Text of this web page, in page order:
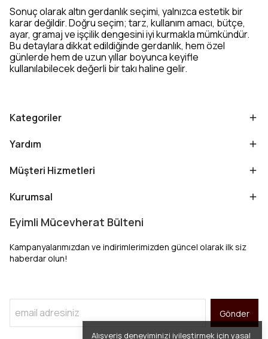
Alışveriş deneyiminizi iyileştirmek için yasal
Sonuç olarak altın gerdanlık seçimi, yalnızca estetik bir
karar değildir. Doğru seçim; tarz, kullanım amacı, bütçe,
ayar, gramaj ve işçilik dengesini iyi kurmakla mümkündür.
Bu detaylara dikkat edildiğinde gerdanlık, hem özel
günlerde hem de uzun yıllar boyunca keyifle
kullanılabilecek değerli bir takı haline gelir.
Kategoriler
Yardım
Müşteri Hizmetleri
Kurumsal
Eyimli Mücevherat Bülteni
Kampanyalarımızdan ve indirimlerimizden güncel olarak ilk siz
haberdar olun!
Gönder